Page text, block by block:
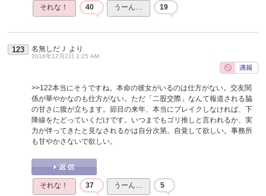
それな！ 40 うーん… 19
123 名無しだＪ より
2016年12月2日 1:25 AM
>>122本当にそうですね。本命の彼女がいるのは仕方がない。交友関
係が華やかなのも仕方がない。ただ「二股交際」なんて報道される脇
の甘さに腹が立ちます。節目の来年、本当にブレイクしなければ、下
降線をたどっていくだけです。いつまでもゴリ推しと言われるか、実
力が伴ってきたと見なされるかは自分次第。自覚して欲しい。事務所
も甘やかさないで欲しい。
それな！ 37 うーん… 5